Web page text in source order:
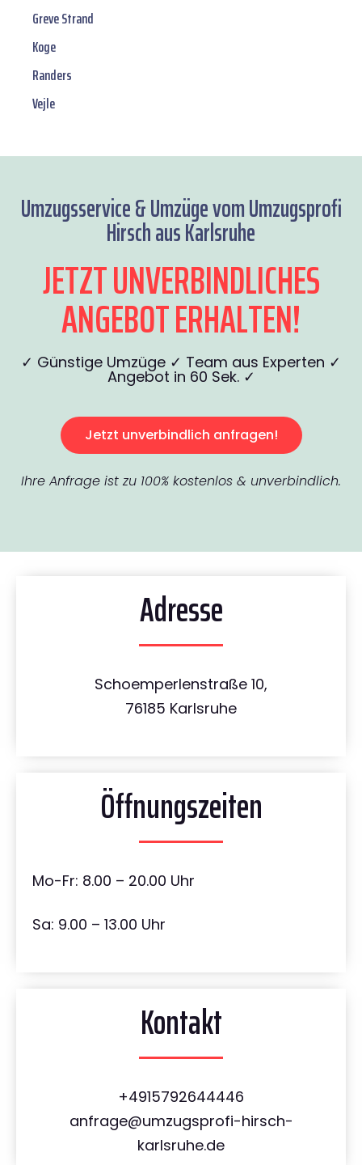
Greve Strand
Koge
Randers
Vejle
Umzugsservice & Umzüge vom Umzugsprofi
Hirsch aus Karlsruhe
JETZT UNVERBINDLICHES
ANGEBOT ERHALTEN!
✓ Günstige Umzüge ✓ Team aus Experten ✓
Angebot in 60 Sek. ✓
Jetzt unverbindlich anfragen!
Ihre Anfrage ist zu 100% kostenlos & unverbindlich.
Adresse
Schoemperlenstraße 10,
76185 Karlsruhe
Öffnungszeiten
Mo-Fr: 8.00 – 20.00 Uhr
Sa: 9.00 – 13.00 Uhr
Kontakt
+4915792644446
anfrage@umzugsprofi-hirsch-
karlsruhe.de